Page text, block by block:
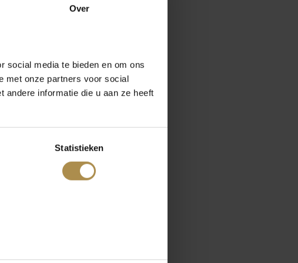
Over
social media te bieden en om ons
met onze partners voor social
andere informatie die u aan ze heeft
Statistieken